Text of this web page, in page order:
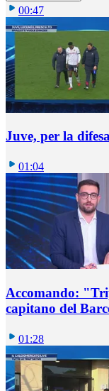
00:47
Juve, per la
01:04
Accomando:
capitano del
01:28